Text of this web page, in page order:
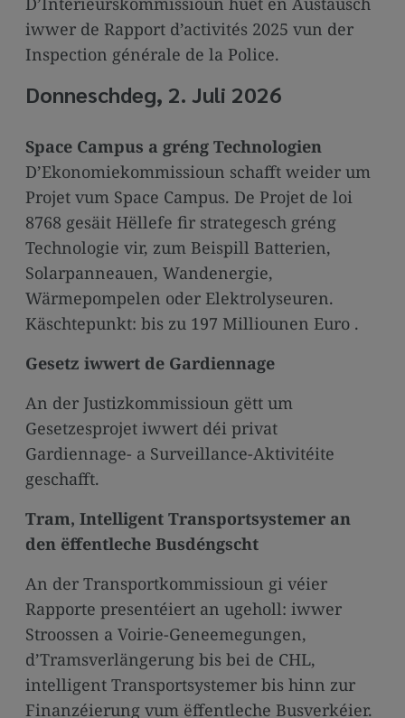
iwwer de Rapport d’activités 2025 vun der
Inspection générale de la Police.
Donneschdeg, 2. Juli 2026
Space Campus a gréng Technologien
D’Ekonomiekommissioun schafft weider um
Projet vum Space Campus. De Projet de loi
8768 gesäit Hëllefe fir strategesch gréng
Technologie vir, zum Beispill Batterien,
Solarpanneauen, Wandenergie,
Wärmepompelen oder Elektrolyseuren.
Käschtepunkt: bis zu 197 Milliounen Euro .
Gesetz iwwert de Gardiennage
An der Justizkommissioun gëtt um
Gesetzesprojet iwwert déi privat
Gardiennage- a Surveillance-Aktivitéite
geschafft.
Tram, Intelligent Transportsystemer an
den ëffentleche Busdéngscht
An der Transportkommissioun gi véier
Rapporte presentéiert an ugeholl: iwwer
Stroossen a Voirie-Geneemegungen,
d’Tramsverlängerung bis bei de CHL,
intelligent Transportsystemer bis hinn zur
Finanzéierung vum ëffentleche Busverkéier.